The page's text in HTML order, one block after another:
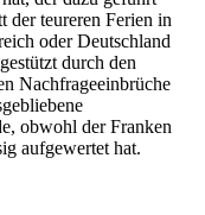
der teureren Ferien in
oder Deutschland
durch den
Nachfrageeinbrüche
obwohl der Franken
aufgewertet hat.